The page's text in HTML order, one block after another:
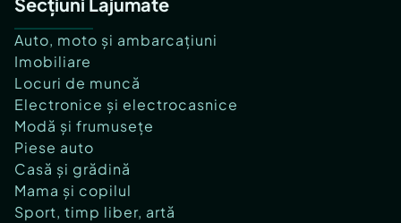
Auto, moto și ambarcațiuni
Imobiliare
Locuri de muncă
Electronice și electrocasnice
Modă și frumusețe
Piese auto
Casă și grădină
Mama și copilul
Sport, timp liber, artă